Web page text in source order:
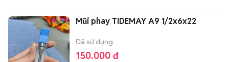
Mũi phay TIDEMAY A9 1/2x6x22
Đã sử dụng
150.000 đ